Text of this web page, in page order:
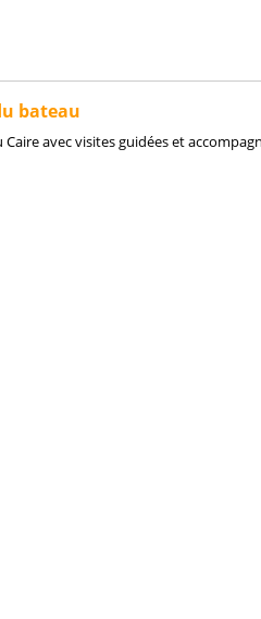
bateau
avec visites guidées et